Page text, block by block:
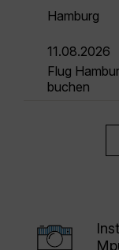
Hamburg
11.08.2026
Flug
buchen